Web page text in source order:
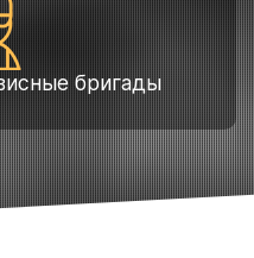
бригады